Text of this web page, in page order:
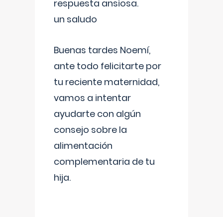
respuesta ansiosa.
un saludo
Buenas tardes Noemí,
ante todo felicitarte por
tu reciente maternidad,
vamos a intentar
ayudarte con algún
consejo sobre la
alimentación
complementaria de tu
hija.